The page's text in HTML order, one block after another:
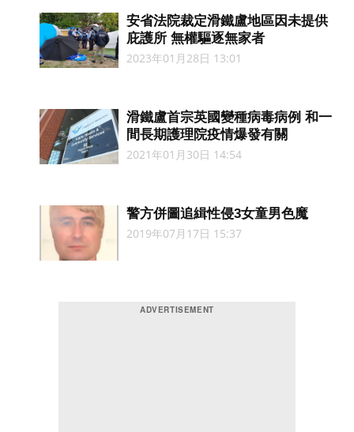
安省法院裁定滑鐵盧地區因未提供
庇護所 無權驅逐無家者
2023年01月28日 13:01
滑鐵盧首宗英國變種病毒病例 和一
間長期護理院疫情爆發有關
2021年01月30日 14:54
警方併圖追緝性侵3女童男色魔
2019年07月17日 15:37